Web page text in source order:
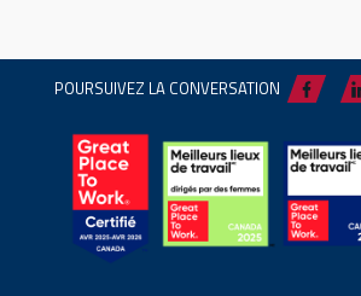
POURSUIVEZ LA CONVERSATION